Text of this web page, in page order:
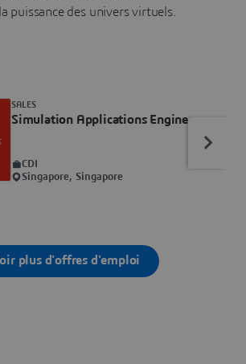
puissance des univers virtuels.
Simulation Applications Engineer
SALES
CDI
Singapore, Singapore
plus d'offres d'emploi